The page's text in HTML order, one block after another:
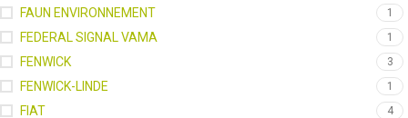
FAUN ENVIRONNEMENT 1
FEDERAL SIGNAL VAMA 1
FENWICK 3
FENWICK-LINDE 1
FIAT 4